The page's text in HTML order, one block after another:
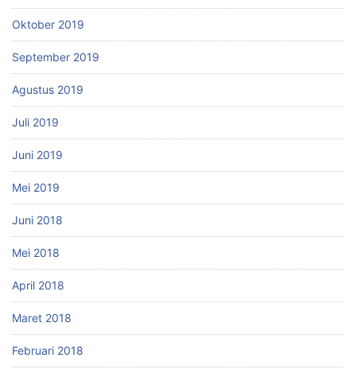
Oktober 2019
September 2019
Agustus 2019
Juli 2019
Juni 2019
Mei 2019
Juni 2018
Mei 2018
April 2018
Maret 2018
Februari 2018